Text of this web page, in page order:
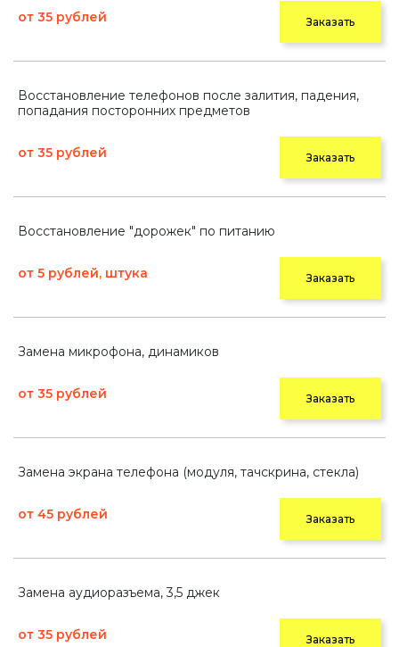
от 35 рублей Заказать
Восстановление телефонов после залития, падения,
попадания посторонних предметов
от 35 рублей Заказать
Восстановление "дорожек" по питанию
от 5 рублей, штука Заказать
Замена микрофона, динамиков
от 35 рублей Заказать
Замена экрана телефона (модуля, тачскрина, стекла)
от 45 рублей Заказать
Замена аудиоразъема, 3,5 джек
от 35 рублей Заказать